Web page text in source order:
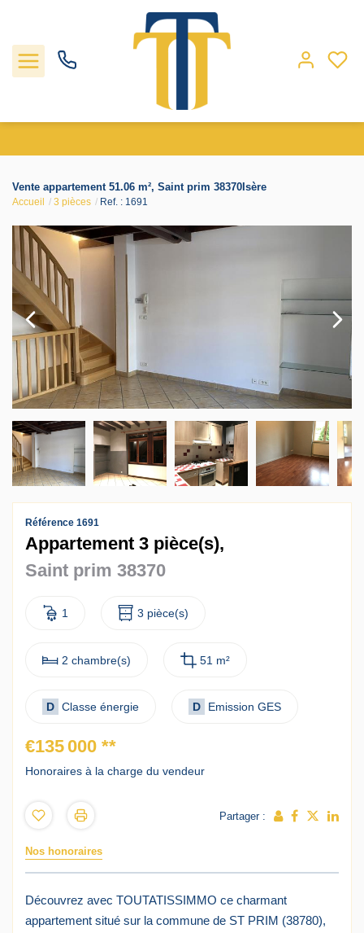
Gestion
Nos agences
Estimation
Contact
Accès clients
Vente appartement 51.06 m², Saint prim 38370Isère
Accueil 3 pièces Ref. : 1691
Référence 1691
Appartement 3 pièce(s),
Saint prim 38370
1 3 pièce(s)
2 chambre(s) 51 m²
D Classe énergie D Emission GES
€135 000 **
Honoraires à la charge du vendeur
Partager :
Nos honoraires
Découvrez avec TOUTATISSIMMO ce charmant
appartement situé sur la commune de ST PRIM (38780),